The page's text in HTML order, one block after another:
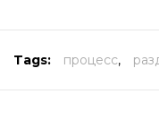
Tags: процесс,